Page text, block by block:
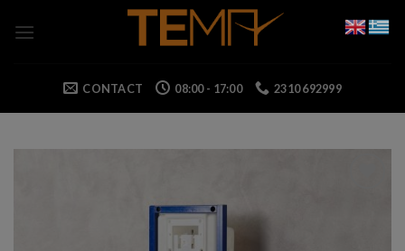
CONTACT 08:00 - 17:00 2310 692999